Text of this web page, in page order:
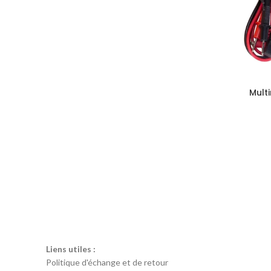
Liens utiles :
Politique d'échange et de retour